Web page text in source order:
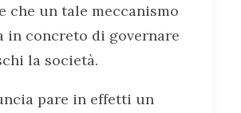
che un tale meccanismo
in concreto di governare
la società.
pare in effetti un